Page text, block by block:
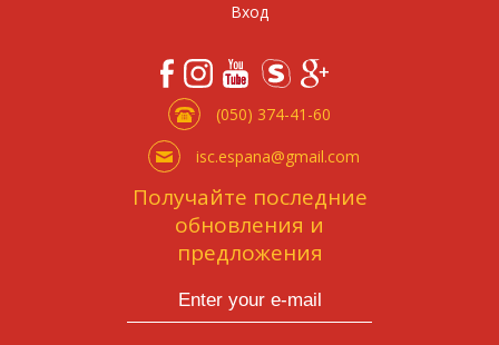
(050) 374-41-60
isc.espana@gmail.com
Получайте последние
обновления и
предложения
Вход